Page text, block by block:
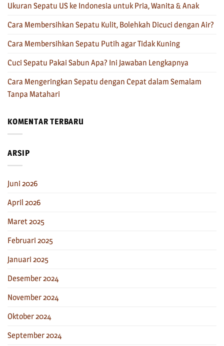
Ukuran Sepatu US ke Indonesia untuk Pria, Wanita & Anak
Cara Membersihkan Sepatu Kulit, Bolehkah Dicuci dengan Air?
Cara Membersihkan Sepatu Putih agar Tidak Kuning
Cuci Sepatu Pakai Sabun Apa? Ini Jawaban Lengkapnya
Cara Mengeringkan Sepatu dengan Cepat dalam Semalam
Tanpa Matahari
KOMENTAR TERBARU
ARSIP
Juni 2026
April 2026
Maret 2025
Februari 2025
Januari 2025
Desember 2024
November 2024
Oktober 2024
September 2024